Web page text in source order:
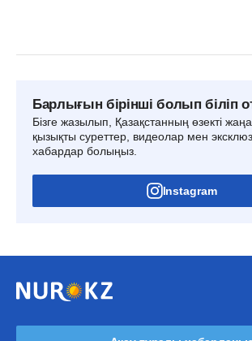
Барлығын бірінші болып біліп
Бізге жазылып, Қазақстанның өзекті
қызықты суреттер, видеолар мен
хабардар болыңыз.
Instagram